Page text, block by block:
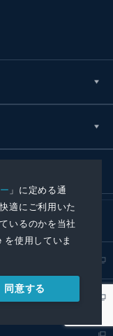
」に定める通
適にご利用いた
いるのかを当社
使用していま
同意する
リース取扱基準